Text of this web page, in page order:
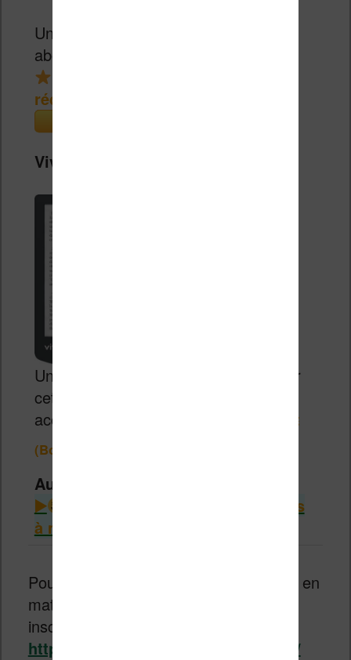
Un bon prix pour une liseuse couleur
abordable.
réduction de 15€
Vivlio Light Zen + Housse
Un excellent rapport qualité / prix pour
cette liseuse de 6 pouces très
accessible.
129,99€
(Boulanger)
Autres infos intéressantes
Consulter le guide des liseuses
à moins de 100€
Pour recevoir les dernières promotions en
matière de liseuse, vous pouvez vous
inscrire à la newsletter gratuite :
https://www.liseuses.net/newsletter/